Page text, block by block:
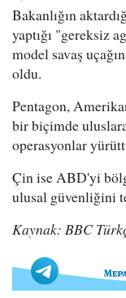
Bakanlığın
yaptığı "gereksiz
model savaş
oldu.
Pentagon,
bir biçimde
operasyonlar
Çin ise ABD'yi
ulusal güvenliğini
Kaynak: BBC